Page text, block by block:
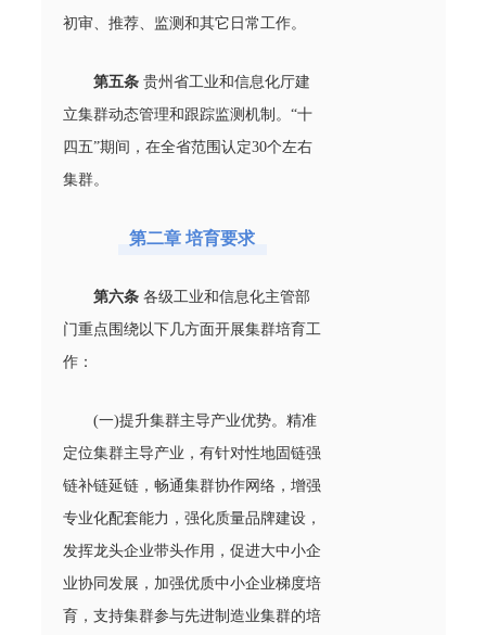
初审、推荐、监测和其它日常工作。
第五条贵州省工业和信息化厅建
立集群动态管理和跟踪监测机制。“十
四五”期间，在全省范围认定30个左右
集群。
第二章 培育要求
第六条各级工业和信息化主管部
门重点围绕以下几方面开展集群培育工
作：
(一)提升集群主导产业优势。精准
定位集群主导产业，有针对性地固链强
链补链延链，畅通集群协作网络，增强
专业化配套能力，强化质量品牌建设，
发挥龙头企业带头作用，促进大中小企
业协同发展，加强优质中小企业梯度培
育，支持集群参与先进制造业集群的培